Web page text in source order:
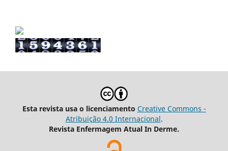
Esta revista usa o licenciamento Creative Commons -
Atribuição 4.0 Internacional.
Revista Enfermagem Atual In Derme.